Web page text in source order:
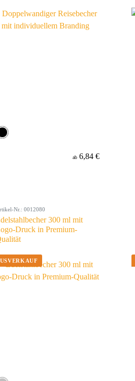
ab 6,84 €
Nr.: 0012080
300 ml mit
Druck in Premium-